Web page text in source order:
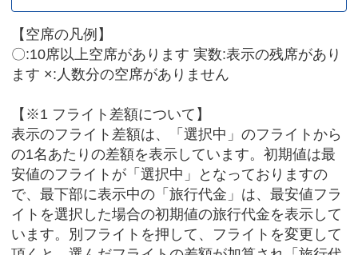
【空席の凡例】
〇:10席以上空席があります 実数:表示の残席があり
ます ×:人数分の空席がありません
【※1 フライト差額について】
表示のフライト差額は、「選択中」のフライトから
の1名あたりの差額を表示しています。初期値は最
安値のフライトが「選択中」となっておりますの
で、最下部に表示中の「旅行代金」は、最安値フラ
イトを選択した場合の初期値の旅行代金を表示して
います。別フライトを押して、フライトを変更して